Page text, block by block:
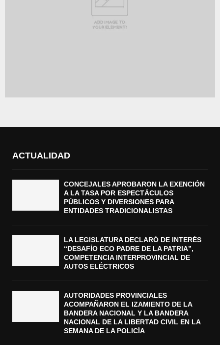
ACTUALIDAD
CONCEJALES APROBARON LA EXENCIÓN
A LA TASA POR ESPECTÁCULOS
PÚBLICOS Y DIVERSIONES PARA
ENTIDADES TRADICIONALISTAS
LA LEGISLATURA DECLARÓ DE INTERÉS
“DESAFÍO ECO PADRE DE LA PATRIA”,
COMPETENCIA INTERPROVINCIAL DE
AUTOS ELÉCTRICOS
AUTORIDADES PROVINCIALES
ACOMPAÑARON EL IZAMIENTO DE LA
BANDERA NACIONAL Y LA BANDERA
NACIONAL DE LA LIBERTAD CIVIL EN LA
SEMANA DE LA POLICÍA